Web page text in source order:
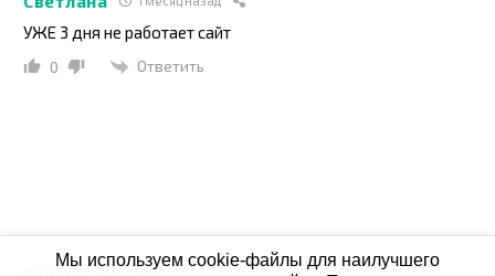
УЖЕ 3 дня не работает сайт
0 Ответить
Мы используем cookie-файлы для наилучшего